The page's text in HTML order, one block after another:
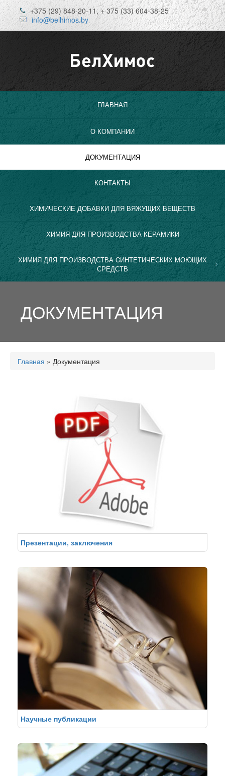
Перейти к основному содержанию
+375 (29) 848-20-11, + 375 (33) 604-38-25
info@belhimos.by
ГЛАВНАЯ
О КОМПАНИИ
ДОКУМЕНТАЦИЯ
КОНТАКТЫ
ХИМИЧЕСКИЕ ДОБАВКИ ДЛЯ ВЯЖУЩИХ ВЕЩЕСТВ
ХИМИЯ ДЛЯ ПРОИЗВОДСТВА КЕРАМИКИ
ХИМИЯ ДЛЯ ПРОИЗВОДСТВА CИНТЕТИЧЕСКИХ МОЮЩИХ
СРЕДСТВ
ДОКУМЕНТАЦИЯ
Вы здесь
Главная » Документация
Презентации, заключения
Научные публикации